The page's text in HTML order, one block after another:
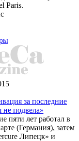
Paris.
за последние
не подвела»
пяти лет работал в
(Германия), затем
Липецк» и